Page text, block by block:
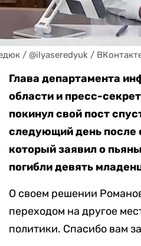
/ @ilyaseredyuk /
Глава департамента
области и пресс-
покинул свой пост
следующий день после
который заявил о
погибли девять
О своем решении
переходом на другое
политики. Спасибо вам